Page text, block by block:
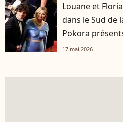
Louane et
dans le Sud de
Pokora
17 mai 2026